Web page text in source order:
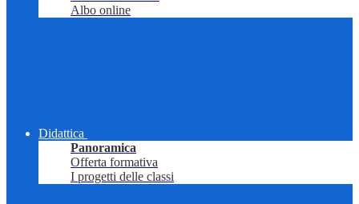
Albo online
Didattica
Panoramica
Offerta formativa
I progetti delle classi